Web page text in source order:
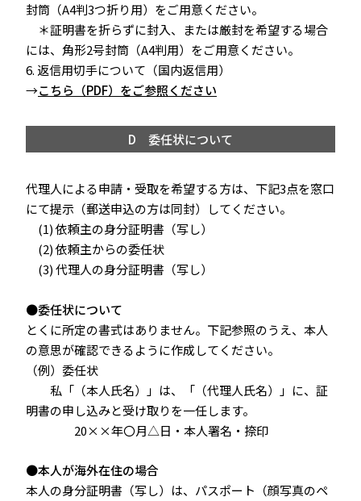
封筒（A4判3つ折り用）をご用意ください。
＊証明書を折らずに封入、または厳封を希望する場合
には、角形2号封筒（A4判用）をご用意ください。
6. 返信用切手について（国内返信用）
→こちら（PDF）をご参照ください
D 委任状について
代理人による申請・受取を希望する方は、下記3点を窓口
にて提示（郵送申込の方は同封）してください。
(1) 依頼主の身分証明書（写し）
(2) 依頼主からの委任状
(3) 代理人の身分証明書（写し）
●委任状について
とくに所定の書式はありません。下記参照のうえ、本人
の意思が確認できるように作成してください。
（例）委任状
私「（本人氏名）」は、「（代理人氏名）」に、証
明書の申し込みと受け取りを一任します。
20××年〇月△日・本人署名・捺印
●本人が海外在住の場合
本人の身分証明書（写し）は、パスポート（顔写真のペ